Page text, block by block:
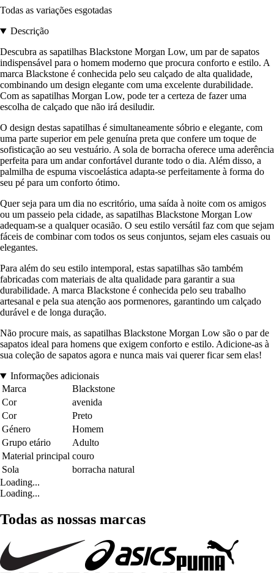
Todas as variações esgotadas
Descrição
Descubra as sapatilhas Blackstone Morgan Low, um par de sapatos
indispensável para o homem moderno que procura conforto e estilo. A
marca Blackstone é conhecida pelo seu calçado de alta qualidade,
combinando um design elegante com uma excelente durabilidade.
Com as sapatilhas Morgan Low, pode ter a certeza de fazer uma
escolha de calçado que não irá desiludir.
O design destas sapatilhas é simultaneamente sóbrio e elegante, com
uma parte superior em pele genuína preta que confere um toque de
sofisticação ao seu vestuário. A sola de borracha oferece uma aderência
perfeita para um andar confortável durante todo o dia. Além disso, a
palmilha de espuma viscoelástica adapta-se perfeitamente à forma do
seu pé para um conforto ótimo.
Quer seja para um dia no escritório, uma saída à noite com os amigos
ou um passeio pela cidade, as sapatilhas Blackstone Morgan Low
adequam-se a qualquer ocasião. O seu estilo versátil faz com que sejam
fáceis de combinar com todos os seus conjuntos, sejam eles casuais ou
elegantes.
Para além do seu estilo intemporal, estas sapatilhas são também
fabricadas com materiais de alta qualidade para garantir a sua
durabilidade. A marca Blackstone é conhecida pelo seu trabalho
artesanal e pela sua atenção aos pormenores, garantindo um calçado
durável e de longa duração.
Não procure mais, as sapatilhas Blackstone Morgan Low são o par de
sapatos ideal para homens que exigem conforto e estilo. Adicione-as à
sua coleção de sapatos agora e nunca mais vai querer ficar sem elas!
Informações adicionais
Marca
Blackstone
Cor
avenida
Cor
Preto
Género
Homem
Grupo etário
Adulto
Material principal couro
Sola
borracha natural
Loading...
Loading...
Todas as nossas marcas